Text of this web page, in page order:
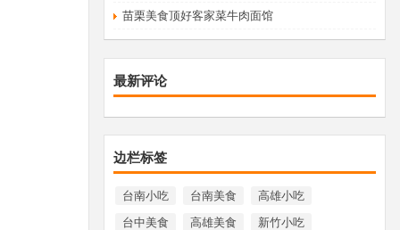
苗栗美食顶好客家菜牛肉面馆
最新评论
边栏标签
台南小吃 台南美食
高雄小吃
台中美食
高雄美食
新竹小吃